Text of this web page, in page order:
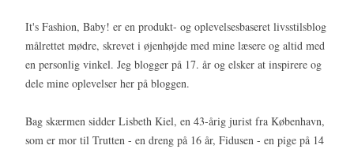
It's Fashion, Baby! er en produkt- og oplevelsesbaseret livsstilsblog
målrettet mødre, skrevet i øjenhøjde med mine læsere og altid med
en personlig vinkel. Jeg blogger på 17. år og elsker at inspirere og
dele mine oplevelser her på bloggen.
Bag skærmen sidder Lisbeth Kiel, en 43-årig jurist fra København,
som er mor til Trutten - en dreng på 16 år, Fidusen - en pige på 14